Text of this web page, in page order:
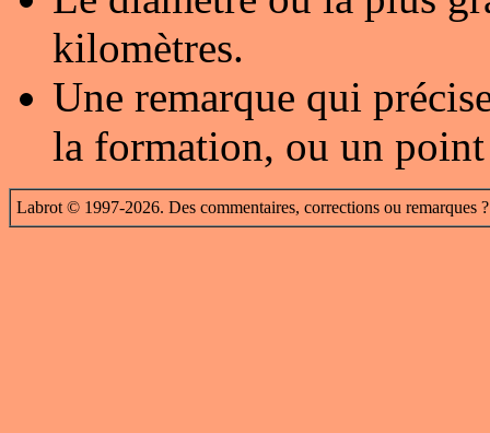
kilomètres.
Une remarque qui
la formation, ou un
Labrot © 1997-2026. Des commentaires, corrections ou remarques